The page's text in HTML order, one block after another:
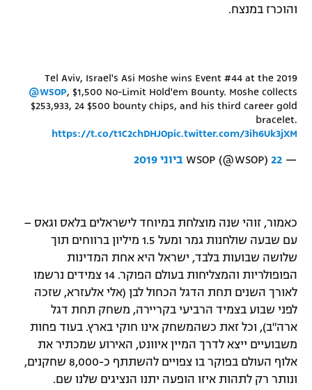
והוכרז במנצח.
Tel Aviv, Israel's Asi Moshe wins Event #44 at the 2019
@WSOP, $1,500 No-Limit Hold'em Bounty. Moshe collects
$253,933, 24 $500 bounty chips, and his third career gold
bracelet.
https://t.co/t1C2chDHJOpic.twitter.com/3ih6Uk3jXM
— WSOP (@WSOP) 22 ביוני 2019
כאמור, זוהי שנה מוצלחת במיוחד לישראלים בלאס וגאס –
עם שבעה שולחנות גמר ומעל 1.5 מיליון ברווחים תוך
שלושה שבועות בלבד, ישראל היא אחת המדינות
הפופולריות והמצליחות בעולם הפוקר. 14 צמידים נרשמו
לאורך השנים תחת הדגל הכחול לבן (אלי אלעזרא, שזכה
לפני שבוע בצמיד הרביעי בקריירה, משחק תחת דגל
ארה"ב), וכל זאת כשהמשחק אינו חוקי בארץ. בעוד פחות
משבועיים ייצא לדרך המיין איוונט, האירוע שמכתיר את
אלוף העולם בפוקר בו צפויים להשתתף כ-8,000 שחקנים,
ונותר רק לתהות איזו הופעה יתנו הנציגים שלנו שם.